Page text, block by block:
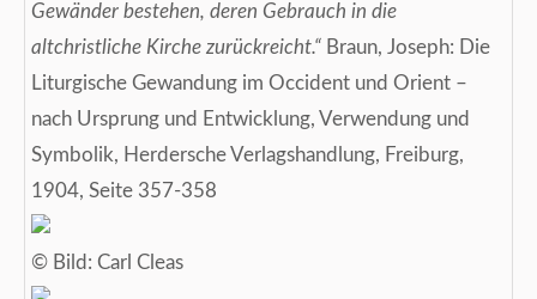
Gewänder bestehen, deren Gebrauch in die
altchristliche Kirche zurückreicht.“ Braun, Joseph: Die
Liturgische Gewandung im Occident und Orient –
nach Ursprung und Entwicklung, Verwendung und
Symbolik, Herdersche Verlagshandlung, Freiburg,
1904, Seite 357-358
© Bild: Carl Cleas